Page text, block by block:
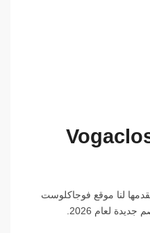
الرائعة، يقدمها لنا موقع فوجاكلوست